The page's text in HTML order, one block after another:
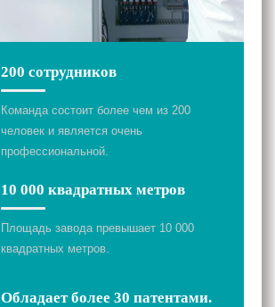
200 сотрудников
Команда состоит более чем из 200
человек и является очень
профессиональной.
10 000 квадратных метров
Площадь завода превышает 10 000
квадратных метров.
Обладает более 30 патентами.